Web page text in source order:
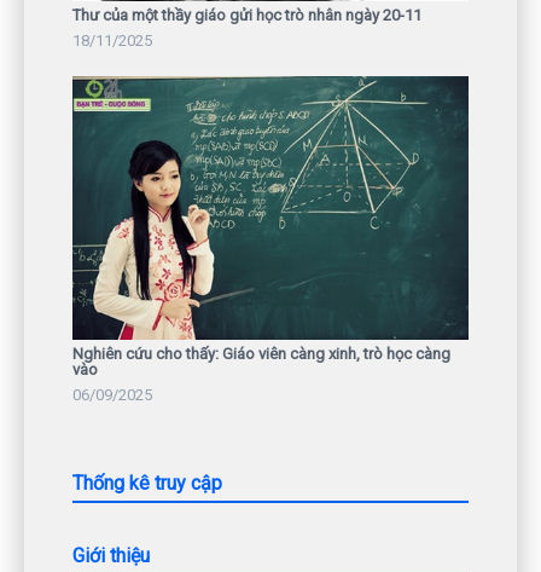
Thư của một thầy giáo gửi học trò nhân ngày 20-11
18/11/2025
Nghiên cứu cho thấy: Giáo viên càng xinh, trò học càng
vào
06/09/2025
Thống kê truy cập
Giới thiệu